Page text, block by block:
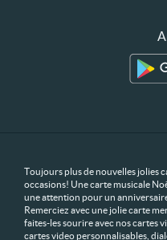
Toujours plus de nouvelles jolies
occasions! Une carte musicale
une attention pour un
Remerciez avec une jolie carte
faites-les sourire avec nos cartes
cartes video personnalisables,